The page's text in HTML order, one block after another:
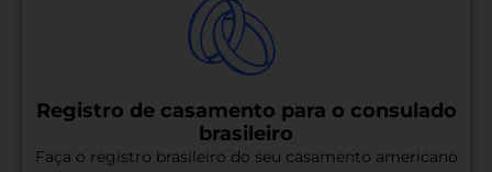
Registro de casamento para o consulado
brasileiro
Faça o registro brasileiro do seu casamento americano